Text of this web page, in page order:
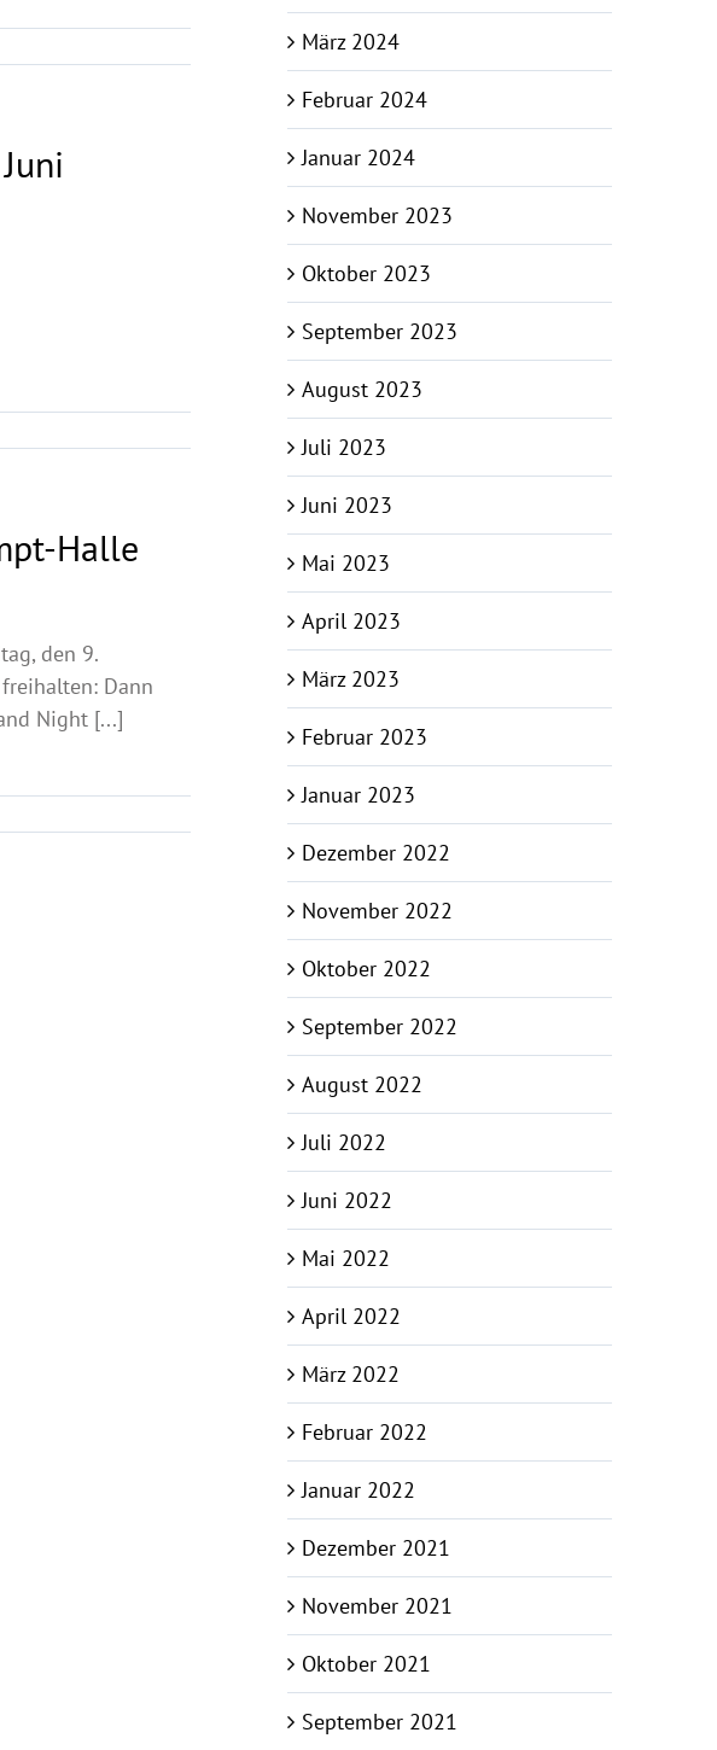
Halle
den 9.
Dann
Night [...]
März 2024
Februar 2024
Januar 2024
November 2023
Oktober 2023
September 2023
August 2023
Juli 2023
Juni 2023
Mai 2023
April 2023
März 2023
Februar 2023
Januar 2023
Dezember 2022
November 2022
Oktober 2022
September 2022
August 2022
Juli 2022
Juni 2022
Mai 2022
April 2022
März 2022
Februar 2022
Januar 2022
Dezember 2021
November 2021
Oktober 2021
September 2021